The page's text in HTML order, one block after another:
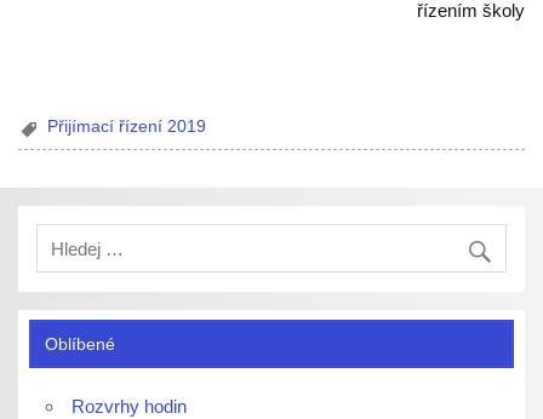
řízením školy
Přijímací řízení 2019
Oblíbené
Rozvrhy hodin